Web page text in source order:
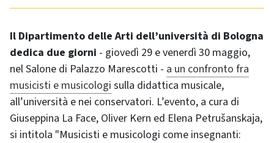
Il Dipartimento delle Arti dell’università di Bologna
dedica due giorni - giovedì 29 e venerdì 30 maggio,
nel Salone di Palazzo Marescotti - a un confronto fra
musicisti e musicologi sulla didattica musicale,
all’università e nei conservatori. L’evento, a cura di
Giuseppina La Face, Oliver Kern ed Elena Petrušanskaja,
si intitola "Musicisti e musicologi come insegnanti: